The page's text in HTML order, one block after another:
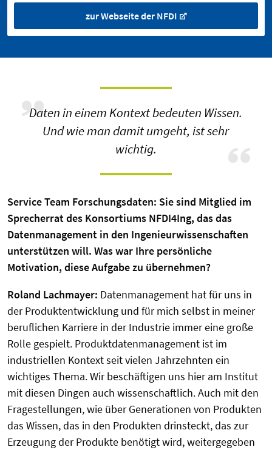
zur Webseite der NFDI
Daten in einem Kontext bedeuten Wissen.
Und wie man damit umgeht, ist sehr
wichtig.
Service Team Forschungsdaten: Sie sind Mitglied im
Sprecherrat des Konsortiums NFDI4Ing, das das
Datenmanagement in den Ingenieurwissenschaften
unterstützen will. Was war Ihre persönliche
Motivation, diese Aufgabe zu übernehmen?
Roland Lachmayer: Datenmanagement hat für uns in
der Produktentwicklung und für mich selbst in meiner
beruflichen Karriere in der Industrie immer eine große
Rolle gespielt. Produktdatenmanagement ist im
industriellen Kontext seit vielen Jahrzehnten ein
wichtiges Thema. Wir beschäftigen uns hier am Institut
mit diesen Dingen auch wissenschaftlich. Auch mit den
Fragestellungen, wie über Generationen von Produkten
das Wissen, das in den Produkten drinsteckt, das zur
Erzeugung der Produkte benötigt wird, weitergegeben